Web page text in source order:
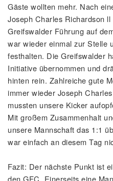
Gäste wollten mehr. Nach
Joseph Charles Richardson
Greifswalder Führung auf
war wieder einmal zur Stelle
festhalten. Die Greifswalder
Initiative übernommen und
hinten rein. Zahlreiche gute
immer wieder Joseph
mussten unsere Kicker
Mit großem Zusammenhalt
unsere Mannschaft das 1:1
war einfach an diesem Tag
Fazit: Der nächste Punkt ist
den GFC. Einerseits eine